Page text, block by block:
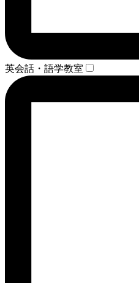
英会話・語学教室